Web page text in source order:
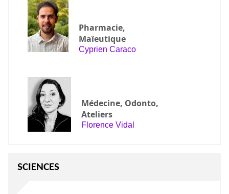
Pharmacie,
Maïeutique
Cyprien Caraco
Médecine, Odonto,
Ateliers
Florence Vidal
SCIENCES